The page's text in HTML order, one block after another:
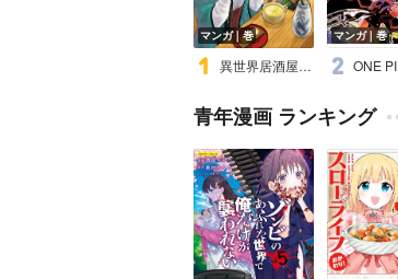
マンガ｜巻
異世界居酒屋「のぶ」
マンガ｜巻
青年漫画 ランキング